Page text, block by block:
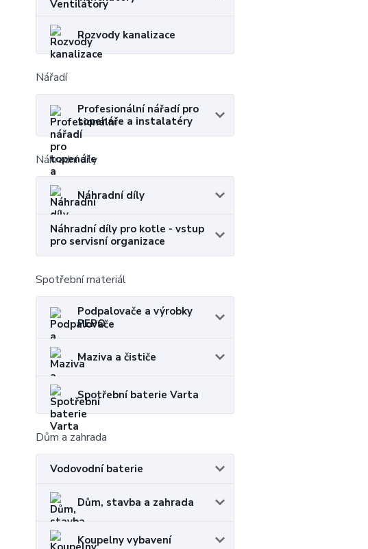
Rozvody kanalizace
Nářadí
Profesionální nářadí pro
topenáře a instalatéry
Náhradní díly
Náhradní díly
Náhradní díly pro kotle - vstup
pro servisní organizace
Spotřební materiál
Podpalovače a výrobky
PEPO
Maziva a čističe
Spotřební baterie Varta
Dům a zahrada
Vodovodní baterie
Dům, stavba a zahrada
Koupelny vybavení